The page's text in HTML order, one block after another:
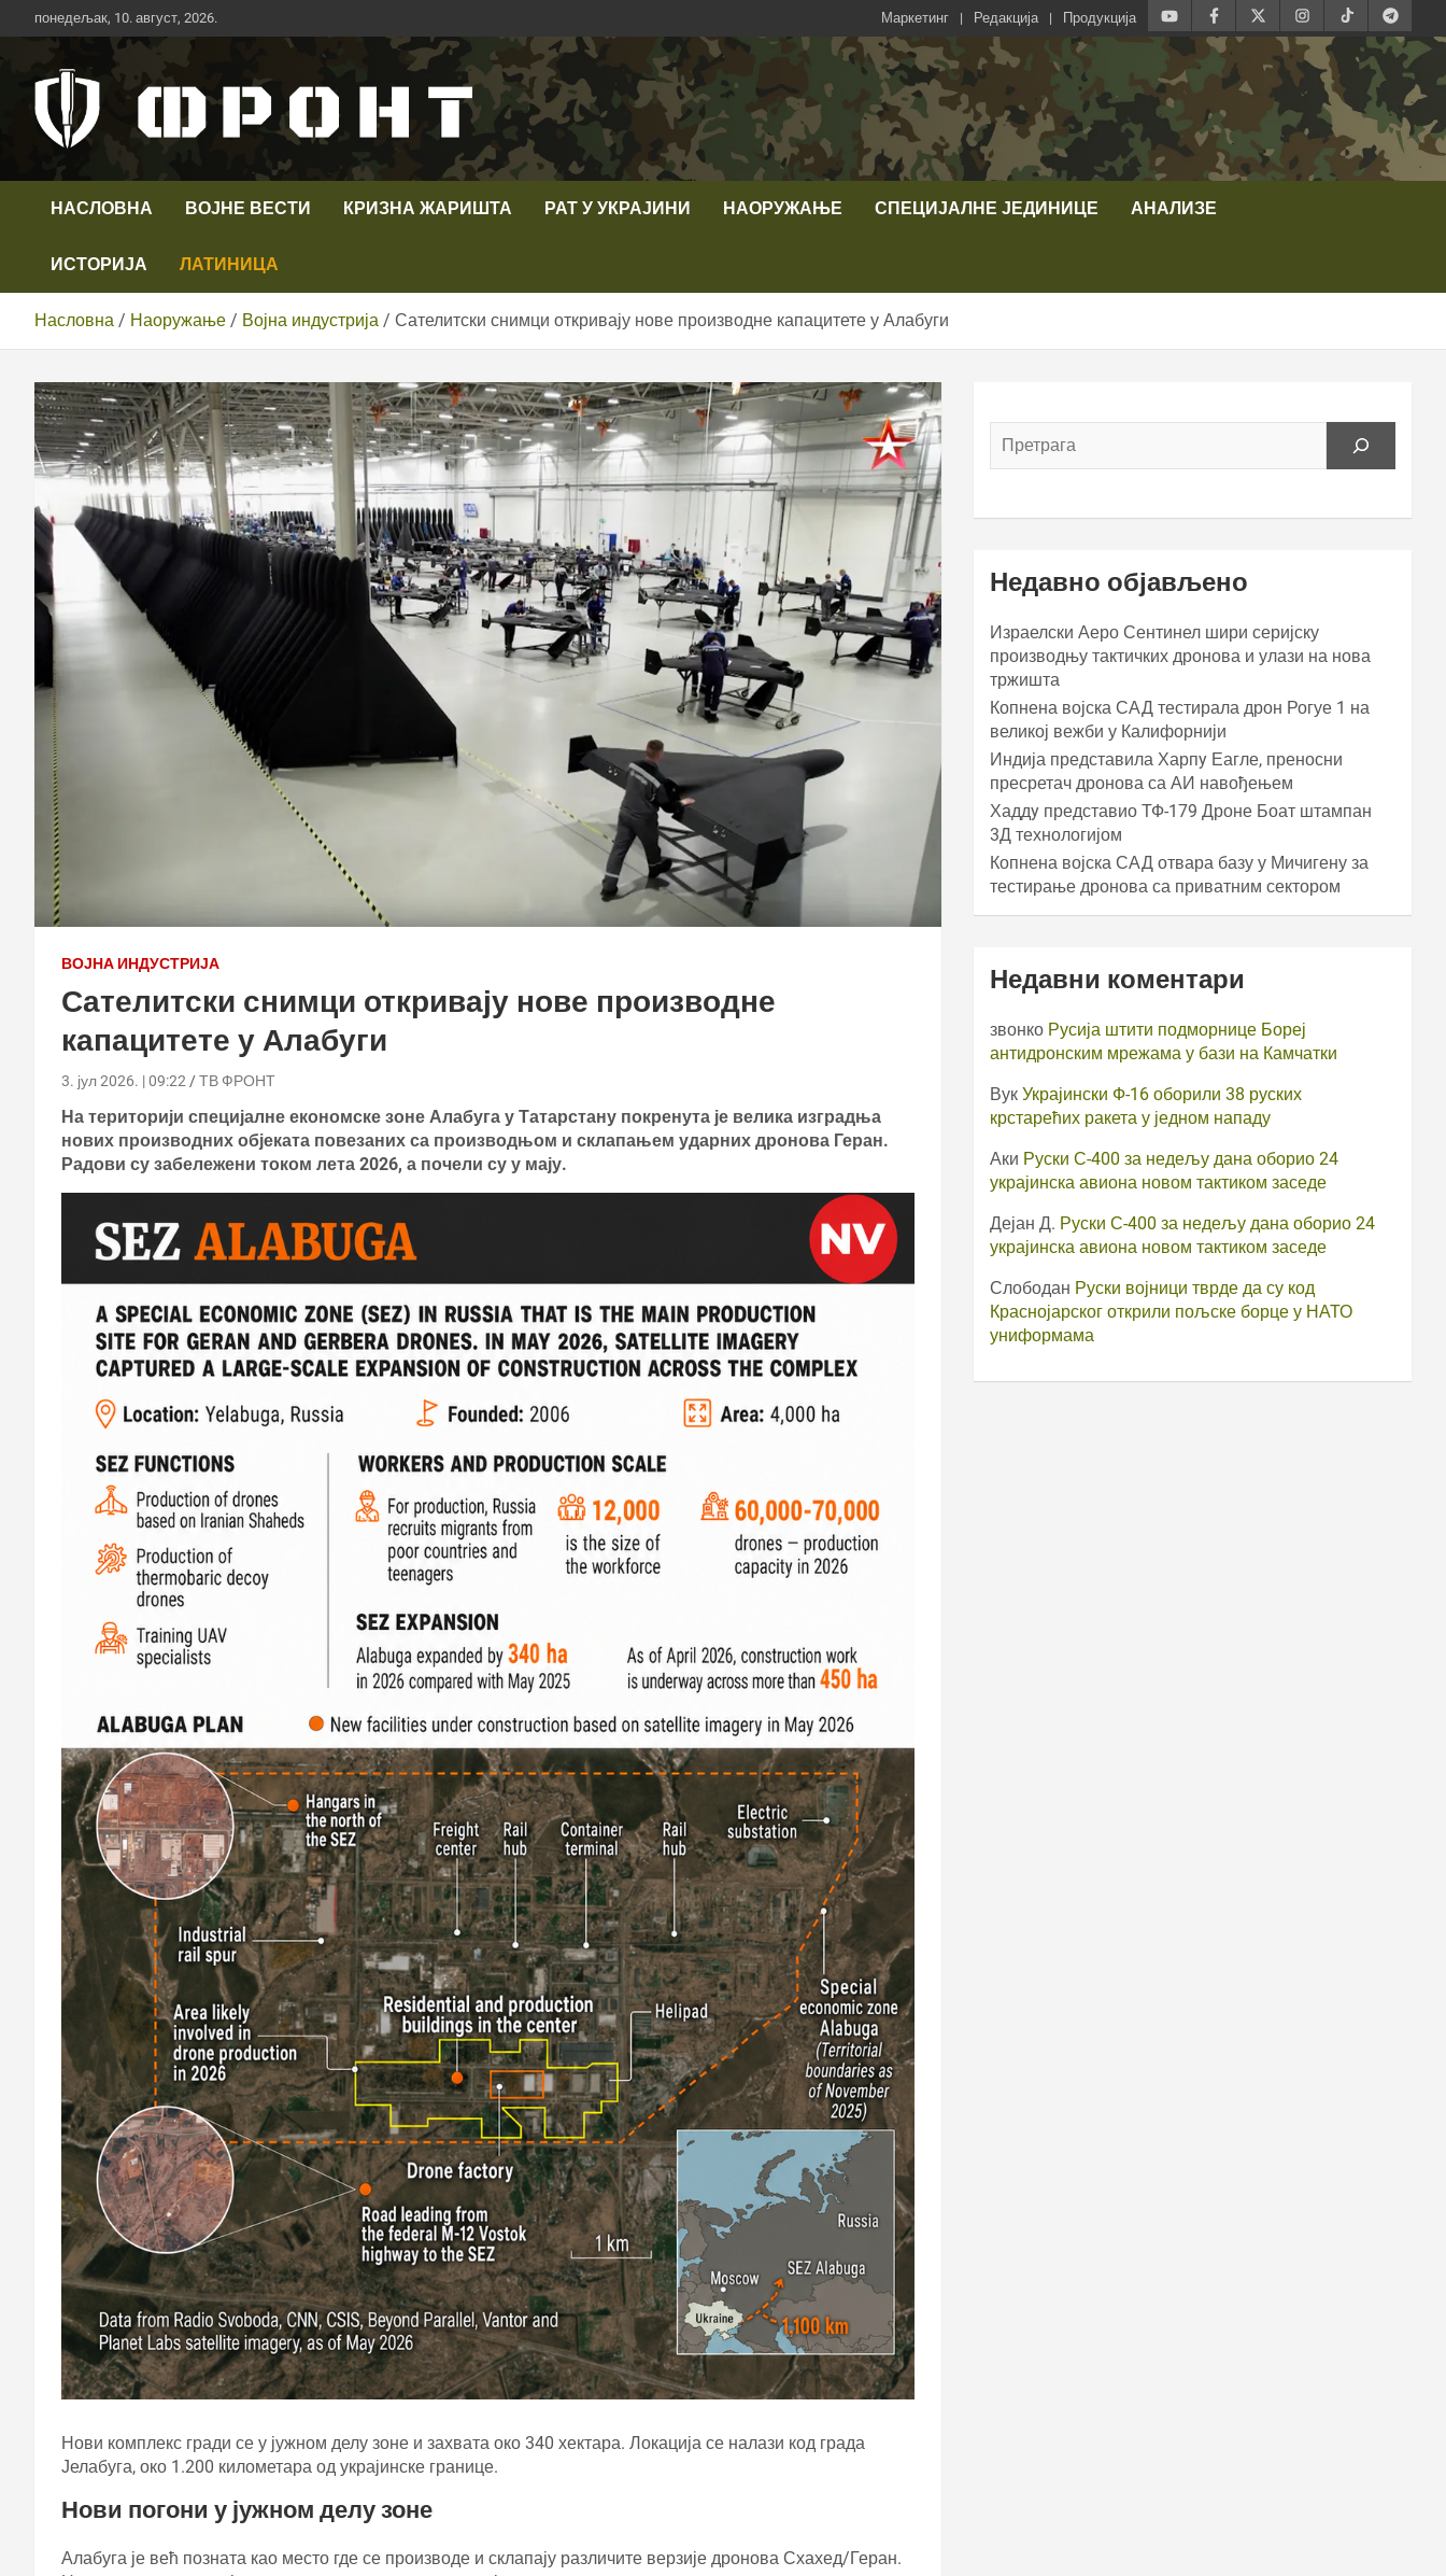
Скип
то
понедељак, 10. август, 2026. Маркетинг Редакција Продукција
Телевизија ФРОНТ
НАСЛОВНА ВОЈНЕ ВЕСТИ КРИЗНА ЖАРИШТА РАТ У УКРАЈИНИ НАОРУЖАЊЕ СПЕЦИЈАЛНЕ ЈЕДИНИЦЕ АНАЛИЗЕ
ИСТОРИЈА ЛАТИНИЦА
Насловна Наоружање Војна индустрија Сателитски снимци откривају нове производне капацитете у Алабуги
ВОЈНА ИНДУСТРИЈА
Сателитски снимци откривају нове производне
капацитете у Алабуги
3. јул 2026. | 09:22 ТВ ФРОНТ
На територији специјалне економске зоне Алабуга у Татарстану покренута је велика изградња
нових производних објеката повезаних са производњом и склапањем ударних дронова Геран.
Радови су забележени током лета 2026, а почели су у мају.
Нови комплекс гради се у јужном делу зоне и захвата око 340 хектара. Локација се налази код града
Јелабуга, око 1.200 километара од украјинске границе.
Нови погони у јужном делу зоне
Алабуга је већ позната као место где се производе и склапају различите верзије дронова Схахед/Геран.
Недавно објављено
Израелски Аеро Сентинел шири серијску
производњу тактичких дронова и улази на нова
тржишта
Копнена војска САД тестирала дрон Рогуе 1 на
великој вежби у Калифорнији
Индија представила Харпy Еагле, преносни
пресретач дронова са АИ навођењем
Хаддy представио ТФ-179 Дроне Боат штампан
3Д технологијом
Копнена војска САД отвара базу у Мичигену за
тестирање дронова са приватним сектором
Недавни коментари
звонко Русија штити подморнице Бореј
антидронским мрежама у бази на Камчатки
Вук Украјински Ф-16 оборили 38 руских
крстарећих ракета у једном нападу
Аки Руски С-400 за недељу дана оборио 24
украјинска авиона новом тактиком заседе
Дејан Д. Руски С-400 за недељу дана оборио 24
украјинска авиона новом тактиком заседе
Слободан Руски војници тврде да су код
Краснојарског открили пољске борце у НАТО
униформама